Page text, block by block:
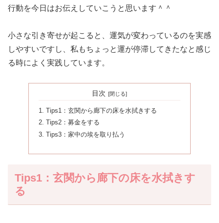
行動を今日はお伝えしていこうと思います＾＾
小さな引き寄せが起こると、運気が変わっているのを実感
しやすいですし、私もちょっと運が停滞してきたなと感じ
る時によく実践しています。
目次
Tips1：玄関から廊下の床を水拭きする
Tips2：募金をする
Tips3：家中の埃を取り払う
Tips1：玄関から廊下の床を水拭きす
る